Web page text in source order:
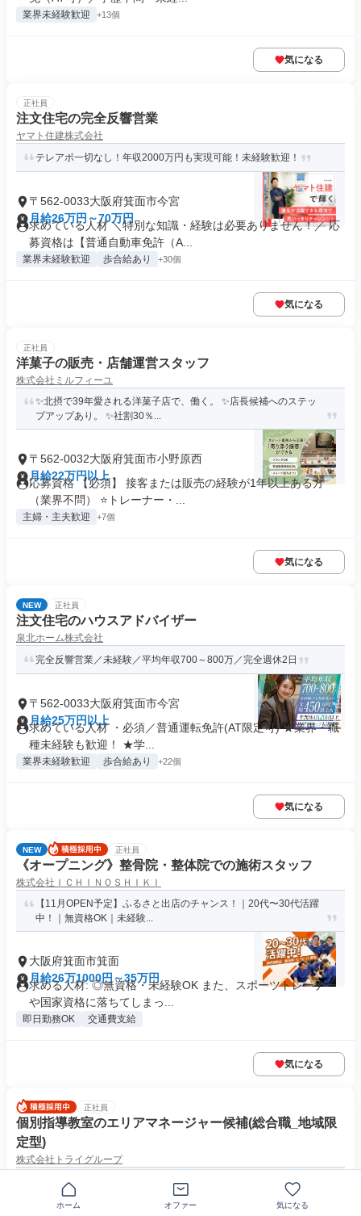
業界未経験歓迎 +13個
気になる
正社員
注文住宅の完全反響営業
ヤマト住建株式会社
テレアポ一切なし！年収2000万円も実現可能！未経験歓迎！
〒562-0033大阪府箕面市今宮
月給26万円～70万円
求めている人材 ＼特別な知識・経験は必要ありません！／ 応
募資格は【普通自動車免許（A...
業界未経験歓迎 歩合給あり +30個
気になる
正社員
洋菓子の販売・店舗運営スタッフ
株式会社ミルフィーユ
✨北摂で39年愛される洋菓子店で、働く。 ✨店長候補へのステッ
プアップあり。 ✨社割30％...
〒562-0032大阪府箕面市小野原西
月給22万円以上
応募資格 【必須】 接客または販売の経験が1年以上ある方
（業界不問） ⭐トレーナー・...
主婦・主夫歓迎 +7個
気になる
NEW 正社員
注文住宅のハウスアドバイザー
泉北ホーム株式会社
完全反響営業／未経験／平均年収700～800万／完全週休2日
〒562-0033大阪府箕面市今宮
月給25万円以上
求めている人材 ・必須／普通運転免許(AT限定可) ★業界・職
種未経験も歓迎！ ★学...
業界未経験歓迎 歩合給あり +22個
気になる
NEW 正社員
《オープニング》整骨院・整体院での施術スタッフ
株式会社ＩＣＨＩＮＯＳＨＩＫＩ
【11月OPEN予定】ふるさと出店のチャンス！｜20代〜30代活躍
中！｜無資格OK｜未経験...
大阪府箕面市箕面
月給26万1000円～35万円
求める人材: ◎無資格・未経験OK また、スポーツトレーナー
や国家資格に落ちてしまっ...
即日勤務OK 交通費支給
気になる
正社員
個別指導教室のエリアマネージャー候補(総合職_地域限
定型)
株式会社トライグループ
【地域の教育に貢献！】完全週休2日制／年間休日120日以上
ホーム オファー 気になる